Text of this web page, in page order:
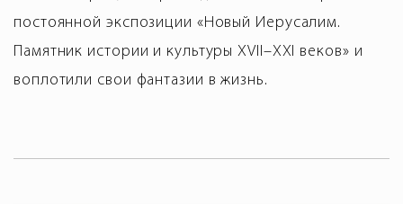
постоянной экспозиции «Новый Иерусалим.
Памятник истории и культуры XVII–XXI веков» и
воплотили свои фантазии в жизнь.